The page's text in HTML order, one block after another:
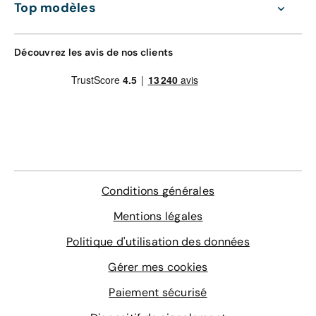
En savoir plus
4 sur-tapis sur mesure
Délai de livraison à domicile : 3 semaines
Livraison en agence
Agence de livraison
Choisissez une agence
Délai de livraison en agence : 3 semaines
Top modèles
Découvrez les avis de nos clients
Conditions générales
Mentions légales
Politique d'utilisation des données
Gérer mes cookies
Paiement sécurisé